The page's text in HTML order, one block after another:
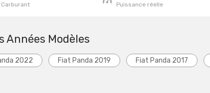
Carburant Puissance réelle
Années Modèles
2022 Fiat Panda 2019 Fiat Panda 2017